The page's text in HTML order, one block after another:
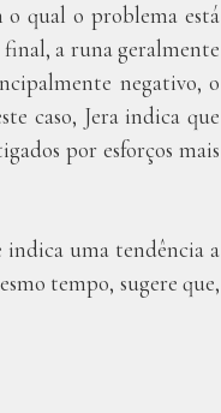
o qual o problema está
a runa geralmente
negativo, o
caso, Jera indica que
por esforços mais
indica uma tendência a
tempo, sugere que,